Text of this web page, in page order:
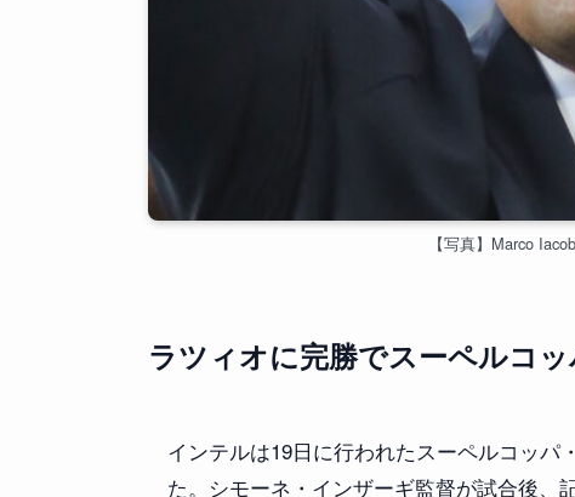
【写真】Marco
ラツィオに完勝でスーペルコ
インテルは19日に行われたスーペルコッパ
た。シモーネ・インザーギ監督が試合後、